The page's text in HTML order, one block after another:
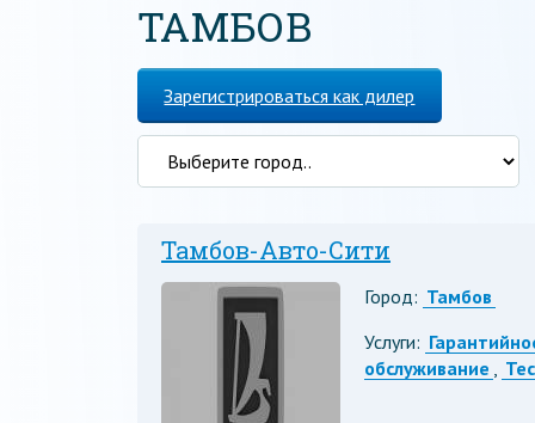
ТАМБОВ
Зарегистрироваться как дилер
Тамбов-Авто-Сити
Город: Тамбов
Услуги:
обслуживание ,